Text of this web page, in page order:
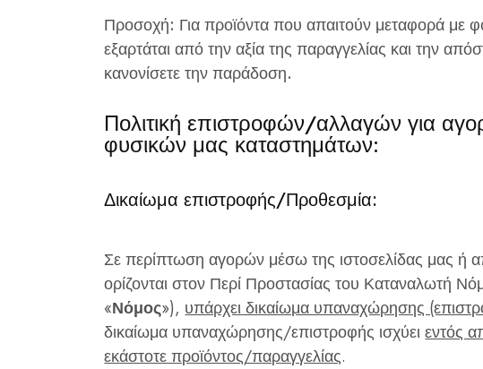
Προσοχή: Για προϊόντα που απαιτούν μεταφορά με
εξαρτάται από την αξία της παραγγελίας και την
κανονίσετε την παράδοση.
Πολιτική επιστροφών/αλλαγών για
φυσικών μας καταστημάτων:
Δικαίωμα επιστροφής/Προθεσμία:
Σε περίπτωση αγορών μέσω της ιστοσελίδας μας ή
ορίζονται στον Περί Προστασίας του Καταναλωτή
«Νόμος»), υπάρχει δικαίωμα υπαναχώρησης
δικαίωμα υπαναχώρησης/επιστροφής ισχύειεντός
εκάστοτε προϊόντος/παραγγελίας.